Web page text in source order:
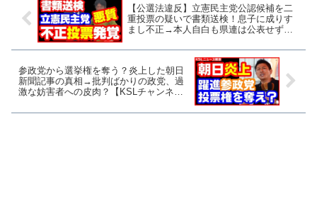
【公選法違反】立憲民主党公認候補を二
重投票の疑いで書類送検！息子に成りす
まし不正→本人自白も県連は公表せず隠
参政党から選挙権を奪う？炎上した朝日
新聞記事の真相→批判ばかりの政党、過
激な妨害者への皮肉？【KSLチャンネ